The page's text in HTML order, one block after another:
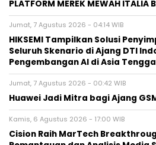
PLATFORM MEREK MEWAH ITALIA
Jumat, 7 Agustus 2026 - 04:14 WIB
HIKSEMI Tampilkan Solusi
Seluruh Skenario di Ajang DTI
Pengembangan AI di Asia
Jumat, 7 Agustus 2026 - 00:42 WIB
Huawei Jadi Mitra bagi Ajang
Kamis, 6 Agustus 2026 - 17:00 WIB
Cision Raih MarTech